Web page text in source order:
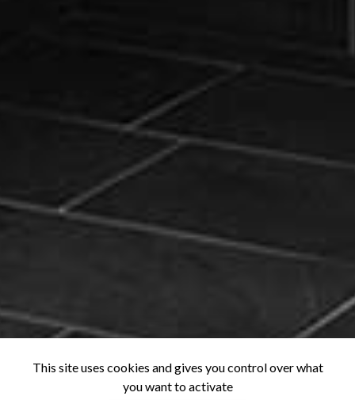
This site uses cookies and gives you control over what
you want to activate